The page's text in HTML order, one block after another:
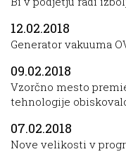
12.02.2018
Generator vakuuma
09.02.2018
Vzorčno mesto
tehnologije
07.02.2018
Nove velikosti v